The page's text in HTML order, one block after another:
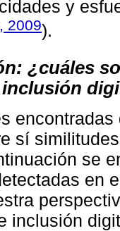
y
2009).
¿cuáles
sí
se
en
inclusión